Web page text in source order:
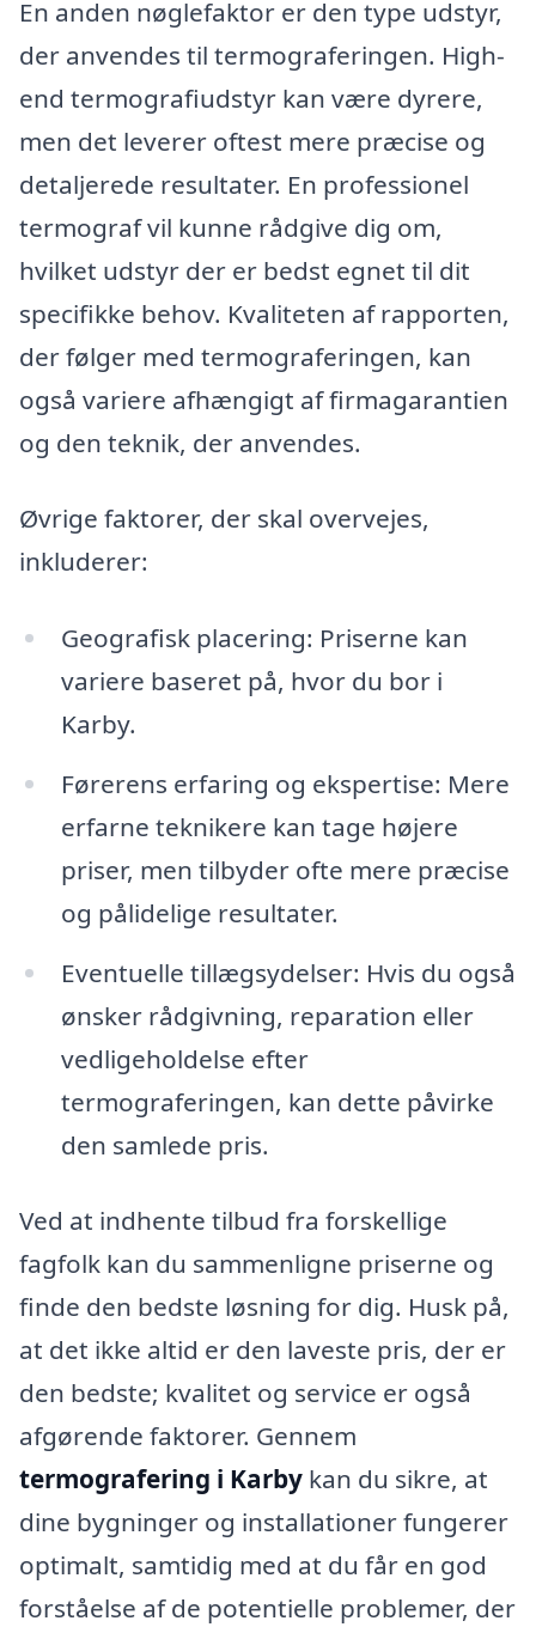
En anden nøglefaktor er den type udstyr,
der anvendes til termograferingen. High-
end termografiudstyr kan være dyrere,
men det leverer oftest mere præcise og
detaljerede resultater. En professionel
termograf vil kunne rådgive dig om,
hvilket udstyr der er bedst egnet til dit
specifikke behov. Kvaliteten af rapporten,
der følger med termograferingen, kan
også variere afhængigt af firmagarantien
og den teknik, der anvendes.
Øvrige faktorer, der skal overvejes,
inkluderer:
Geografisk placering: Priserne kan
variere baseret på, hvor du bor i
Karby.
Førerens erfaring og ekspertise: Mere
erfarne teknikere kan tage højere
priser, men tilbyder ofte mere præcise
og pålidelige resultater.
Eventuelle tillægsydelser: Hvis du også
ønsker rådgivning, reparation eller
vedligeholdelse efter
termograferingen, kan dette påvirke
den samlede pris.
Ved at indhente tilbud fra forskellige
fagfolk kan du sammenligne priserne og
finde den bedste løsning for dig. Husk på,
at det ikke altid er den laveste pris, der er
den bedste; kvalitet og service er også
afgørende faktorer. Gennem
termografering i Karby kan du sikre, at
dine bygninger og installationer fungerer
optimalt, samtidig med at du får en god
forståelse af de potentielle problemer, der